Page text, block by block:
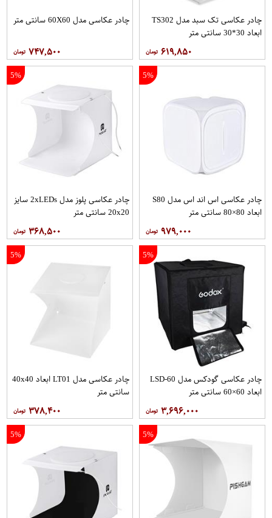
چادر عکاسی تک سبد مدل TS302
ابعاد 30*30 سانتی متر
۶۱۹,۸۵۰
چادر عکاسی مدل 60X60 سانتی متر
۷۴۷,۵۰۰
5%
چادر عکاسی اس اند اس مدل S80
ابعاد 80×80 سانتی متر
۹۷۹,۰۰۰
5%
چادر عکاسی پلوز مدل 2xLEDs سایز
20x20 سانتی متر
۳۶۸,۵۰۰
5%
چادر عکاسی گودکس مدل LSD-60
ابعاد 60×60 سانتی متر
۳,۶۹۶,۰۰۰
5%
چادر عکاسی مدل LT01 ابعاد 40x40
سانتی متر
۳۷۸,۴۰۰
5%
5%